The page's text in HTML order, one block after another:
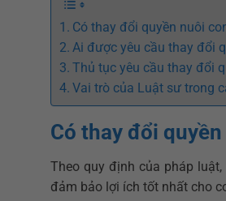
Có thay đổi quyền nuôi
Ai được yêu cầu thay đổi
Thủ tục yêu cầu thay đổi
Vai trò của Luật sư trong
Có thay đổi
Theo quy định của pháp
đảm bảo lợi ích tốt nhất cho